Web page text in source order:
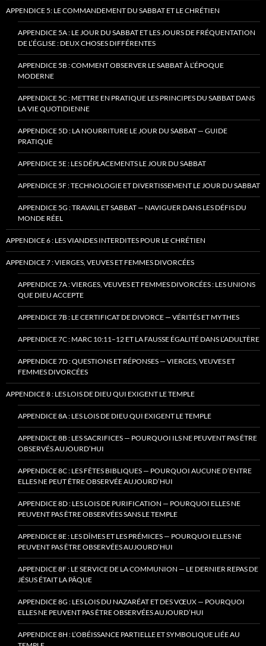
APPENDICE 5: LE COMMANDEMENT DU SABBAT ET LE CHRÉTIEN
APPENDICE 5A : LE JOUR DU SABBAT ET LES JOURS DE FRÉQUENTATION
DE L’ÉGLISE : DEUX CHOSES DIFFÉRENTES
APPENDICE 5B : COMMENT OBSERVER LE SABBAT À L’ÉPOQUE
MODERNE
APPENDICE 5C : METTRE EN PRATIQUE LES PRINCIPES DU SABBAT DANS
LA VIE QUOTIDIENNE
APPENDICE 5D : LA NOURRITURE LE JOUR DU SABBAT — GUIDE
PRATIQUE
APPENDICE 5E : LES DÉPLACEMENTS LE JOUR DU SABBAT
APPENDICE 5F : TECHNOLOGIE ET DIVERTISSEMENT LE JOUR DU SABBAT
APPENDICE 5G : TRAVAIL ET SABBAT — NAVIGUER DANS LES DÉFIS DU
MONDE RÉEL
APPENDICE 6 : LES VIANDES INTERDITES POUR LE CHRÉTIEN
APPENDICE 7 : VIERGES, VEUVES ET FEMMES DIVORCÉES
APPENDICE 7A : VIERGES, VEUVES ET FEMMES DIVORCÉES : LES UNIONS
QUE DIEU ACCEPTE
APPENDICE 7B : LE CERTIFICAT DE DIVORCE — VÉRITÉS ET MYTHES
APPENDICE 7C : MARC 10:11–12 ET LA FAUSSE ÉGALITÉ DANS L’ADULTÈRE
APPENDICE 7D : QUESTIONS ET RÉPONSES — VIERGES, VEUVES ET
FEMMES DIVORCÉES
APPENDICE 8 : LES LOIS DE DIEU QUI EXIGENT LE TEMPLE
APPENDICE 8A : LES LOIS DE DIEU QUI EXIGENT LE TEMPLE
APPENDICE 8B : LES SACRIFICES — POURQUOI ILS NE PEUVENT PAS ÊTRE
OBSERVÉS AUJOURD’HUI
APPENDICE 8C : LES FÊTES BIBLIQUES — POURQUOI AUCUNE D’ENTRE
ELLES NE PEUT ÊTRE OBSERVÉE AUJOURD’HUI
APPENDICE 8D : LES LOIS DE PURIFICATION — POURQUOI ELLES NE
PEUVENT PAS ÊTRE OBSERVÉES SANS LE TEMPLE
APPENDICE 8E : LES DÎMES ET LES PRÉMICES — POURQUOI ELLES NE
PEUVENT PAS ÊTRE OBSERVÉES AUJOURD’HUI
APPENDICE 8F : LE SERVICE DE LA COMMUNION — LE DERNIER REPAS DE
JÉSUS ÉTAIT LA PÂQUE
APPENDICE 8G : LES LOIS DU NAZARÉAT ET DES VŒUX — POURQUOI
ELLES NE PEUVENT PAS ÊTRE OBSERVÉES AUJOURD’HUI
APPENDICE 8H : L’OBÉISSANCE PARTIELLE ET SYMBOLIQUE LIÉE AU